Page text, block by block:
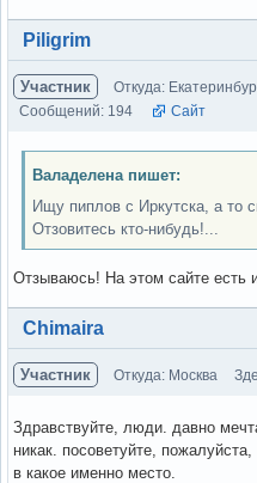
Вне форума
Piligrim
Участник Откуда:
Сообщений: 194
Сайт
Валаделена пишет:
Ищу пиплов с Иркутска, а то
Отзовитесь кто-нибудь!...
Отзываюсь! На этом сайте есть
Вне форума
Chimaira
Участник Откуда: Москва
Здравствуйте, люди. давно
никак. посоветуйте,
в какое именно место.